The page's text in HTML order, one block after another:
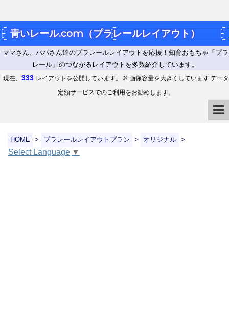
青いレール.com（プラレールレイアウト）
ママさん、パパさん達のプラレールレイアウトを応援！知育おもちゃ「プラ
レール」のつながるレイアウトを多数紹介しています。
現在、 333 レイアウトを公開しています。※ 画像容量を大きくしています データ
定額サービスでのご利用をお勧めします。
HOME > プラレールレイアウトプラン > オリジナル >
Select Language ▼